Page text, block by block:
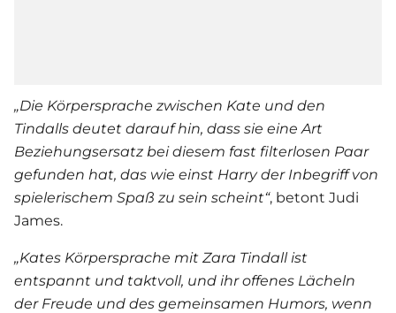
„Die Körpersprache zwischen Kate und den
Tindalls deutet darauf hin, dass sie eine Art
Beziehungsersatz bei diesem fast filterlosen Paar
gefunden hat, das wie einst Harry der Inbegriff von
spielerischem Spaß zu sein scheint“, betont Judi
James.
„Kates Körpersprache mit Zara Tindall ist
entspannt und taktvoll, und ihr offenes Lächeln
der Freude und des gemeinsamen Humors, wenn